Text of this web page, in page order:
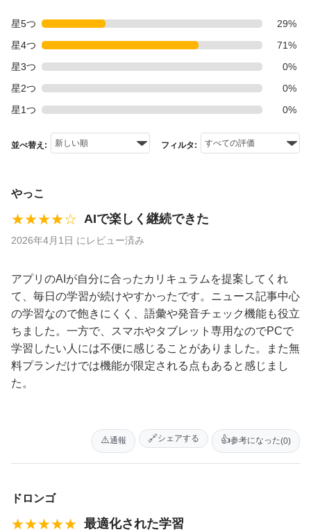
星5つ
29%
星4つ
71%
星3つ
0%
星2つ
0%
星1つ
0%
並べ替え: フィルタ:
やっこ
★★★★☆ AIで楽しく継続できた
2026年4月1日 にレビュー済み
アプリのAIが自分に合ったカリキュラムを提案してくれ
て、毎日の学習が続けやすかったです。ニュース記事中心
の学習なので飽きにくく、語彙や発音チェック機能も役立
ちました。一方で、スマホやタブレット専用なのでPCで
学習したい人には不便に感じることがありました。また無
料プランだけでは機能が限定される点もあると感じまし
た。
👍参考になった(0)
🔗シェアする
⚠️通報
ドロンゴ
★★★★★ 最適化された学習